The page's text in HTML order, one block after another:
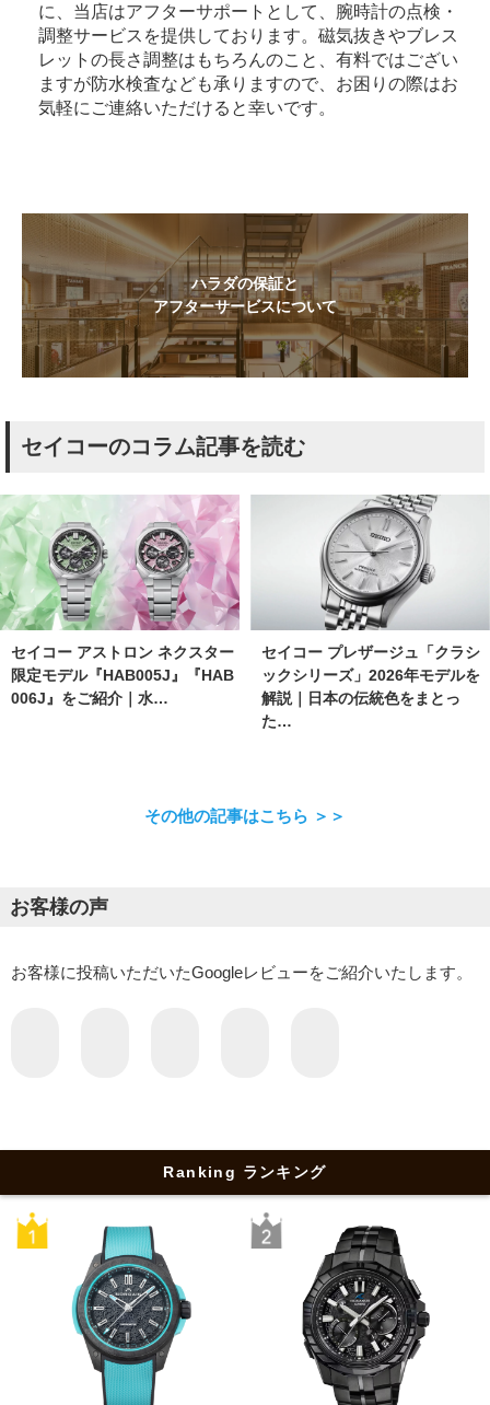
に、当店はアフターサポートとして、腕時計の点検・
調整サービスを提供しております。磁気抜きやブレス
レットの長さ調整はもちろんのこと、有料ではござい
ますが防水検査なども承りますので、お困りの際はお
気軽にご連絡いただけると幸いです。
ハラダの保証と
アフターサービスについて
セイコーのコラム記事を読む
セイコー アストロン ネクスター
限定モデル『HAB005J』『HAB
006J』をご紹介｜水…
セイコー プレザージュ「クラシ
ックシリーズ」2026年モデルを
解説｜日本の伝統色をまとっ
た…
その他の記事はこちら ＞＞
お客様の声
お客様に投稿いただいたGoogleレビューをご紹介いたします。
Ranking ランキング